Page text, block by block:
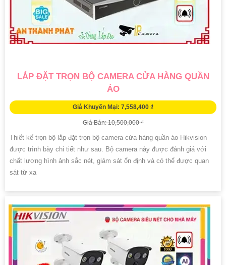
LẮP ĐẶT TRỌN BỘ CAMERA CỬA HÀNG QUẦN
ÁO
Giá Khuyến Mại: 7,558,400 ₫
Giá Bán: 10,500,000 ₫
Thiết kế trọn bộ lắp đặt trọn bộ camera cửa hàng quần áo Hikvision
được trình bày chi tiết như sau. Bộ camera này được đánh giá với
chất lượng hình ảnh sắc nét, giám sát ổn định và có thể được quan
sát từ xa